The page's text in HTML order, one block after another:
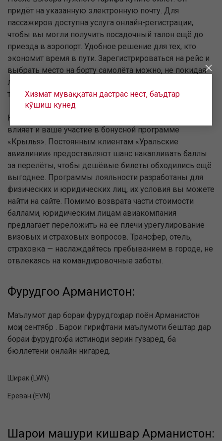
придёт на указанную электронную почту. Для
пассажиров доступна услуга онлайн-регистрации,
чтобы вы могли получить посадочный талон ещё до
приезда в аэропорт. Удобное решение для тех, кто
экономит время в пути. Зарегистрироваться на рейс и
выбрать место на борту самолёта можно, не покидая
любимого кресла. Приятное дополнение — вы можете
также зарегистрировать пассажиров, летящих с вами.
На стоимость авиабилетов в Арманистон моҳи сентябр
влияет и ваше участие в бонусной программе
«Крылья». Постоянным клиентам «Уральские
авиалинии» предоставляют шанс накапливать баллы
за перелёты, чтобы дешёвые билеты обходились ещё
выгоднее. Программы лояльности разработаны для
физических и юридических лиц, их условия вы можете
найти на сайте. Помимо возврата части стоимости
баллами, юридическим лицам авиакомпания
предлагает переложить на её плечи урегулирование
визовых и страховых вопросов. Трансфер, отель,
страховка — наслаждайтесь пребыванием в городе, не
отвлекаясь на командировочные заботы.
Фурудгоҳҳо Арманистон:
Маълумот дар бораи фурудгоҳ дар поён Арманистон
моҳи сентябр . Барои гирифтани маълумоти бештар дар
бораи фурудгоҳ ба истиноди зерин гузаред, ба
бюллетени онлайн нигаред.
Ширак (LWN)
Ереван (EVN)
Шаҳрҳои машҳури кишвар Арманистон:
Хизмат муваққатан дастрас нест, баъдтар
кӯшиш кунед